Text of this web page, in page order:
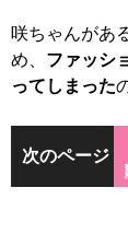
咲ちゃんがあ
め、 ファッシ
ってしまった
次のページ